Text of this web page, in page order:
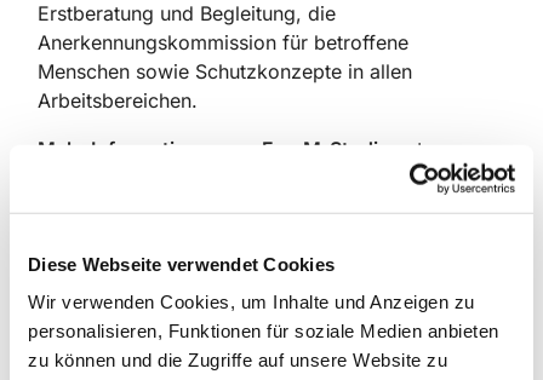
Diese Webseite verwendet Cookies
Wir verwenden Cookies, um Inhalte und Anzeigen zu
personalisieren, Funktionen für soziale Medien anbieten
zu können und die Zugriffe auf unsere Website zu
Erstberatung und Begleitung, die
Anerkennungskommission für betroffene
Menschen sowie Schutzkonzepte in allen
Arbeitsbereichen.
Mehr Informationen zur ForuM-Studie
unter
Sie haben sexualisierte Gewalt oder Missbrauch in
der evangelischen Kirche erfahren? Hier finden Sie
Unterstützung – auf Wunsch auch anonym:
www.cw-evangelisch.de/hilfe-bei-missbrauch